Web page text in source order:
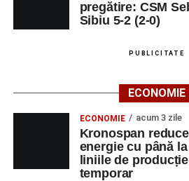
pregătire: CSM
Sibiu 5-2 (2-0)
PUBLICITATE
ECONOMIE
ECONOMIE acum 3 zile
Kronospan
energie cu până
liniile de
temporar